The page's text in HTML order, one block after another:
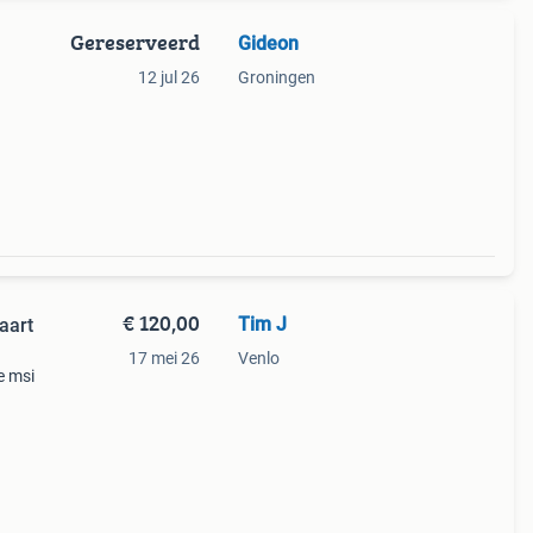
Gereserveerd
12 jul 26
Gideon
Groningen
msi
€ 120,00
17 mei 26
Tim J
Venlo